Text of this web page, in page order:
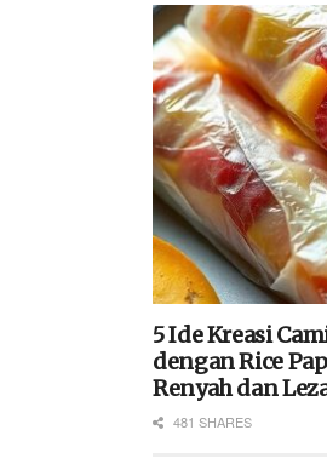
5 Ide Kreasi
dengan Rice
Renyah dan
481 SHARES